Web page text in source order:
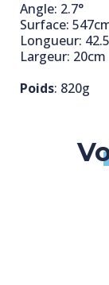
Angle: 2.7°
Surface:
Longueur:
Largeur: 20cm
Poids: 820g